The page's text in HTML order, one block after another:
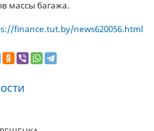
массы багажа.
finance.tut.by/news620056.html